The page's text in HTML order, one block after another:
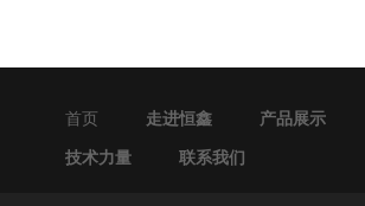
首页 走进恒鑫 产品展示
技术力量 联系我们